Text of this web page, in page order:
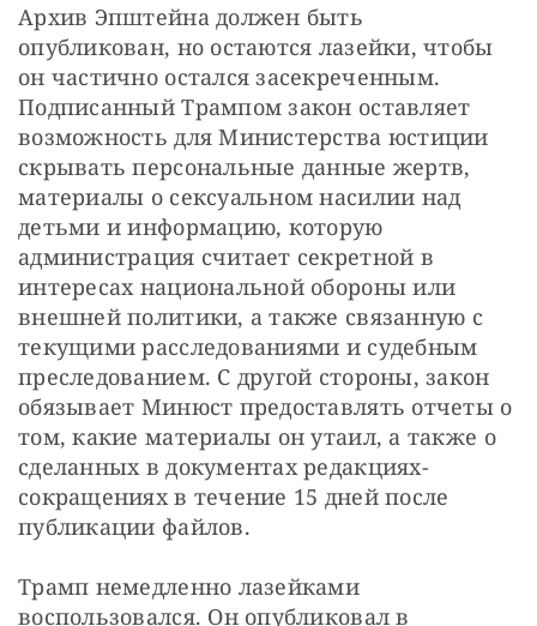
Архив Эпштейна должен быть
опубликован, но остаются лазейки, чтобы
он частично остался засекреченным.
Подписанный Трампом закон оставляет
возможность для Министерства юстиции
скрывать персональные данные жертв,
материалы о сексуальном насилии над
детьми и информацию, которую
администрация считает секретной в
интересах национальной обороны или
внешней политики, а также связанную с
текущими расследованиями и судебным
преследованием. С другой стороны, закон
обязывает Минюст предоставлять отчеты о
том, какие материалы он утаил, а также о
сделанных в документах редакциях-
сокращениях в течение 15 дней после
публикации файлов.
Трамп немедленно лазейками
воспользовался. Он опубликовал в